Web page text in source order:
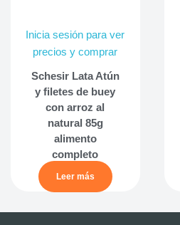
Inicia sesión para ver
precios y comprar
Schesir Lata Atún
y filetes de buey
con arroz al
natural 85g
alimento
completo
Leer más